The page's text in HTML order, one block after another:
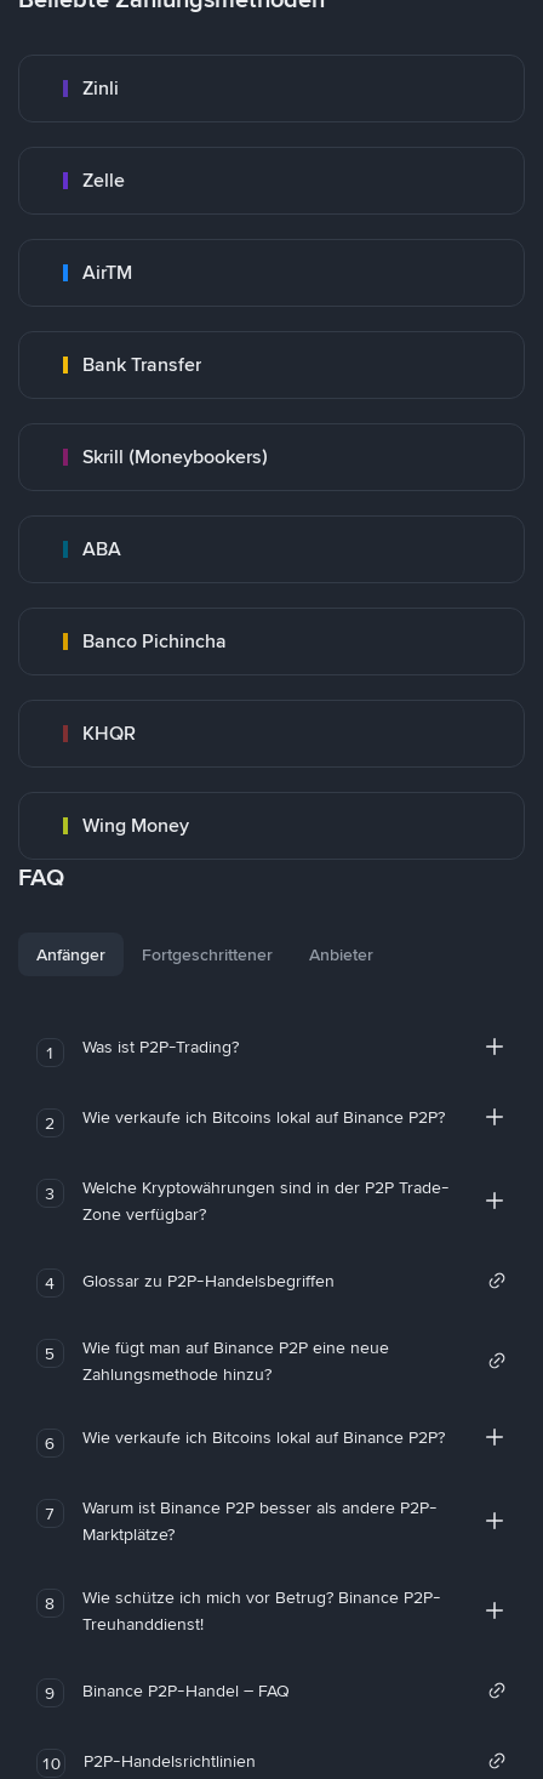
Zinli
Zelle
AirTM
Bank Transfer
Skrill (Moneybookers)
ABA
Banco Pichincha
KHQR
Wing Money
FAQ
Anfänger Fortgeschrittener Anbieter
1 Was ist P2P-Trading?
2 Wie verkaufe ich Bitcoins lokal auf Binance P2P?
3
Welche Kryptowährungen sind in der P2P Trade-
Zone verfügbar?
4 Glossar zu P2P-Handelsbegriffen
5
Wie fügt man auf Binance P2P eine neue
Zahlungsmethode hinzu?
6 Wie verkaufe ich Bitcoins lokal auf Binance P2P?
7
Warum ist Binance P2P besser als andere P2P-
Marktplätze?
8
Wie schütze ich mich vor Betrug? Binance P2P-
Treuhanddienst!
9 Binance P2P-Handel – FAQ
10 P2P-Handelsrichtlinien